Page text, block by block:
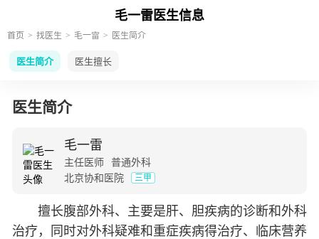
毛一雷医生信息
首页 找医生 毛一雷 医生简介
医生简介 医生擅长
医生简介
毛一雷
主任医师
普通外科
北京协和医院
三甲
擅长腹部外科、主要是肝、胆疾病的诊断和外科
治疗，同时对外科疑难和重症疾病得治疗、临床营养